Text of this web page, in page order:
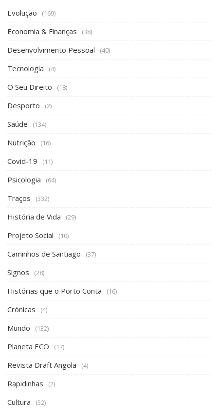
Evolução (169)
Economia & Finanças (38)
Desenvolvimento Pessoal (40)
Tecnologia (4)
O Seu Direito (18)
Desporto (2)
Saúde (134)
Nutrição (16)
Covid-19 (11)
Psicologia (64)
Traços (332)
História de Vida (29)
Projeto Social (10)
Caminhos de Santiago (37)
Signos (28)
Histórias que o Porto Conta (16)
Crónicas (4)
Mundo (132)
Planeta ECO (17)
Revista Draft Angola (4)
Rapidinhas (2)
Cultura (52)